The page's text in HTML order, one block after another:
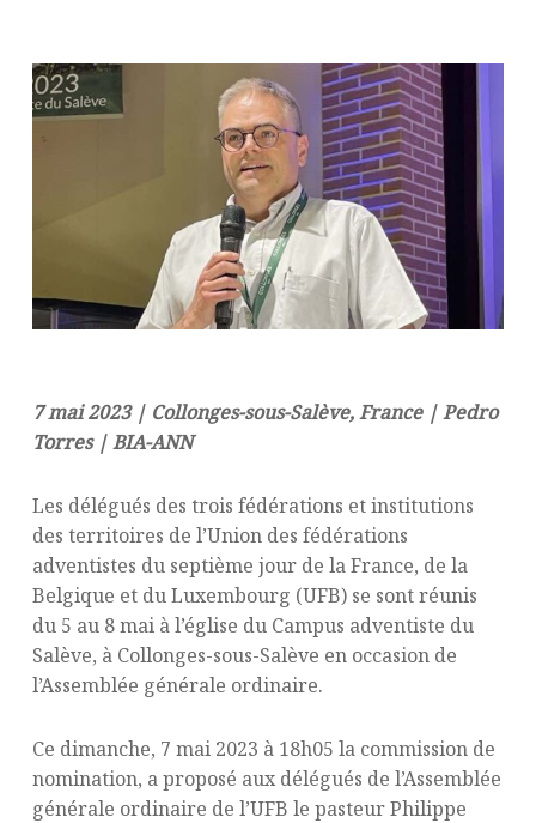
7 mai 2023 | Collonges-sous-Salève, France | Pedro
Torres | BIA-ANN
Les délégués des trois fédérations et institutions
des territoires de l’Union des fédérations
adventistes du septième jour de la France, de la
Belgique et du Luxembourg (UFB) se sont réunis
du 5 au 8 mai à l’église du Campus adventiste du
Salève, à Collonges-sous-Salève en occasion de
l’Assemblée générale ordinaire.
Ce dimanche, 7 mai 2023 à 18h05 la commission de
nomination, a proposé aux délégués de l’Assemblée
générale ordinaire de l’UFB le pasteur Philippe